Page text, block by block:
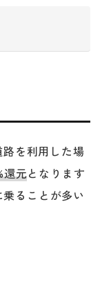
を利用した場
還元となります
ることが多い